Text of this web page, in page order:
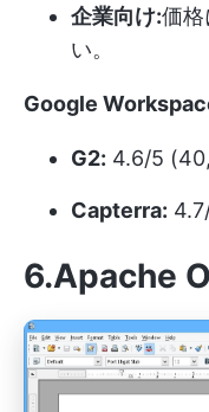
企業向け:価格
い。
Google
G2: 4.6/5
Capterra:
6.Apache